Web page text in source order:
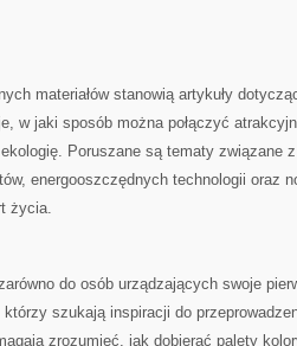
materiałów stanowią artykuły
w jaki sposób można połączyć
Poruszane są tematy związane
energooszczędnych technologii oraz
życia.
do osób urządzających swoje
którzy szukają inspiracji do
zrozumieć, jak dobierać palety